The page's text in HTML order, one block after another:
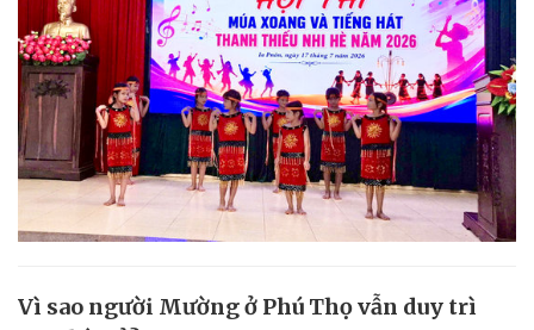
Vì sao người Mường ở Phú Thọ vẫn duy trì